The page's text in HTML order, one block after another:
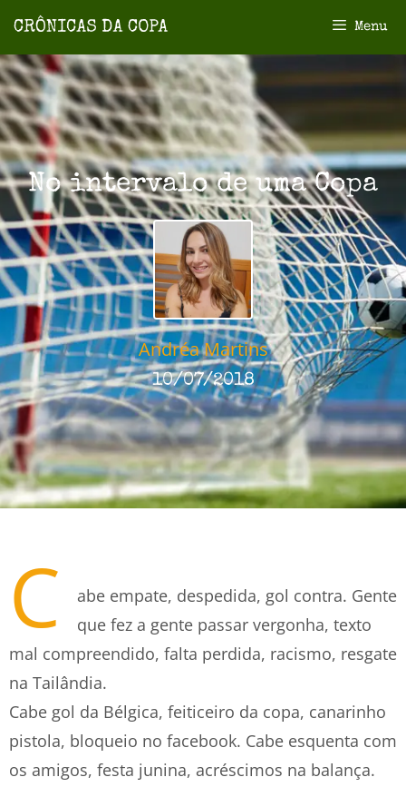
Menu
No intervalo de uma Copa
Andréa Martins
10/07/2018
C
abe empate, despedida, gol contra. Gente
que fez a gente passar vergonha, texto
mal compreendido, falta perdida, racismo, resgate
na Tailândia.
Cabe gol da Bélgica, feiticeiro da copa, canarinho
pistola, bloqueio no facebook. Cabe esquenta com
os amigos, festa junina, acréscimos na balança.